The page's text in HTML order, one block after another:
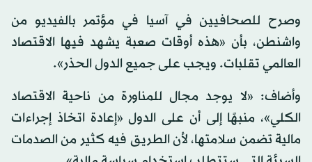
وصرح للصحافيين في آسيا في مؤتمر بالفيديو من
واشنطن، بأن «هذه أوقات صعبة يشهد فيها الاقتصاد
العالمي تقلبات. ويجب على جميع الدول الحذر».
وأضاف: «لا يوجد مجال للمناورة من ناحية الاقتصاد
الكلي»، منبهًا إلى أن على الدول «إعادة اتخاذ إجراءات
مالية تضمن سلامتها، لأن الطريق فيه كثير من الصدمات